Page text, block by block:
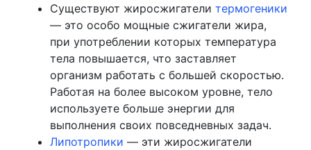
Существуют жиросжигатели термогеники
— это особо мощные сжигатели жира,
при употреблении которых температура
тела повышается, что заставляет
организм работать с большей скоростью.
Работая на более высоком уровне, тело
используете больше энергии для
выполнения своих повседневных задач.
Липотропики — эти жиросжигатели